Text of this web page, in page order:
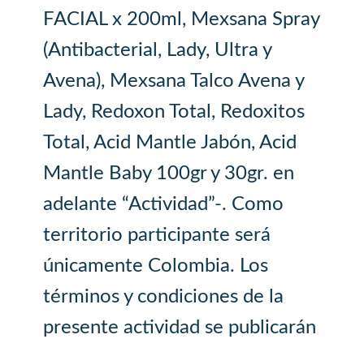
FACIAL x 200ml, Mexsana Spray
(Antibacterial, Lady, Ultra y
Avena), Mexsana Talco Avena y
Lady, Redoxon Total, Redoxitos
Total, Acid Mantle Jabón, Acid
Mantle Baby 100gr y 30gr. en
adelante “Actividad”-. Como
territorio participante será
únicamente Colombia. Los
términos y condiciones de la
presente actividad se publicarán